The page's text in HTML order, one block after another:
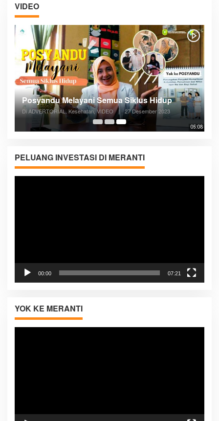
VIDEO
05:08
Posyandu Melayani Semua Siklus Hidup
Di ADVERTORIAL, Kesehatan, VIDEO | 27 Desember 2023
PELUANG INVESTASI DI MERANTI
Pemutar
00:00 07:21
YOK KE MERANTI